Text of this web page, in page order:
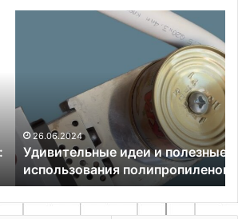
и полезные советы
полипропиленовых труб